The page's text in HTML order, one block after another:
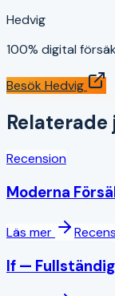
Hedvig
100% digital
Besök Hedvig
Recension
Moderna
Läs mer
If —